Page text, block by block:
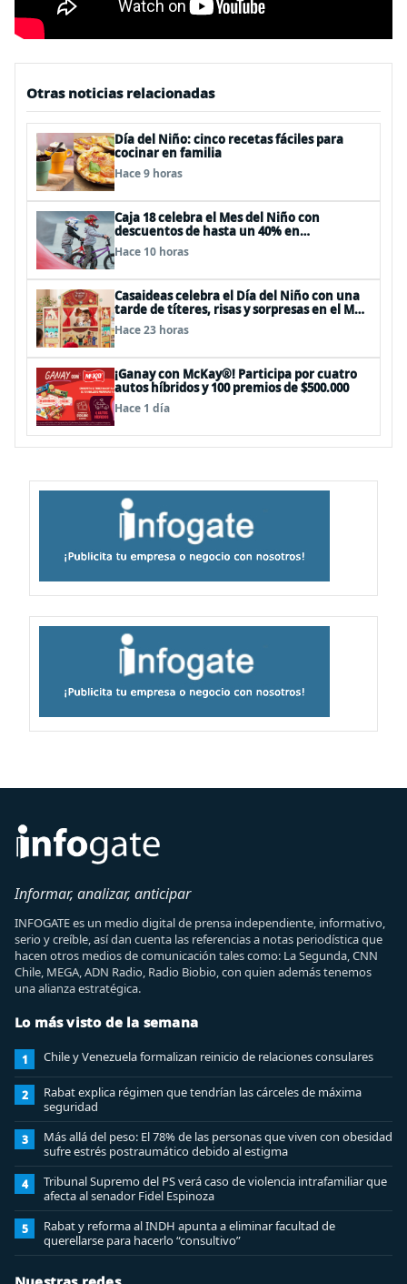
Otras noticias relacionadas
Día del Niño: cinco recetas fáciles para
cocinar en familia
Hace 9 horas
Caja 18 celebra el Mes del Niño con
descuentos de hasta un 40% en
panoramas, cine, shows y streaming
Hace 10 horas
Casaideas celebra el Día del Niño con una
tarde de títeres, risas y sorpresas en el Mall
Plaza Vespucio
Hace 23 horas
¡Ganay con McKay®! Participa por cuatro
autos híbridos y 100 premios de $500.000
Hace 1 día
Informar, analizar, anticipar
INFOGATE es un medio digital de prensa independiente, informativo,
serio y creíble, así dan cuenta las referencias a notas periodística que
hacen otros medios de comunicación tales como: La Segunda, CNN
Chile, MEGA, ADN Radio, Radio Biobio, con quien además tenemos
una alianza estratégica.
Lo más visto de la semana
1 Chile y Venezuela formalizan reinicio de relaciones consulares
2
Rabat explica régimen que tendrían las cárceles de máxima
seguridad
3
Más allá del peso: El 78% de las personas que viven con obesidad
sufre estrés postraumático debido al estigma
4
Tribunal Supremo del PS verá caso de violencia intrafamiliar que
afecta al senador Fidel Espinoza
5
Rabat y reforma al INDH apunta a eliminar facultad de
querellarse para hacerlo “consultivo”